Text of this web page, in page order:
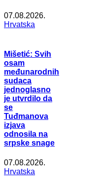
07.08.2026.
Hrvatska
Mišetić: Svih
osam
međunarodnih
sudaca
jednoglasno
je utvrdilo da
se
Tuđmanova
izjava
odnosila na
srpske snage
07.08.2026.
Hrvatska